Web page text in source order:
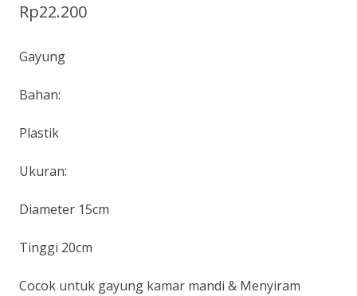
Rp22.200
Gayung
Bahan:
Plastik
Ukuran:
Diameter 15cm
Tinggi 20cm
Cocok untuk gayung kamar mandi & Menyiram